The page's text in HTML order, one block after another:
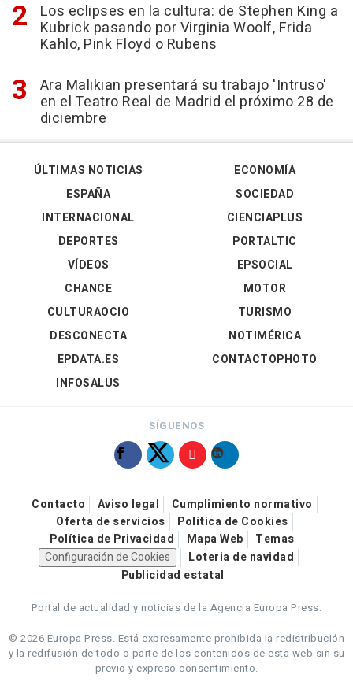
Los eclipses en la cultura: de Stephen King a
Kubrick pasando por Virginia Woolf, Frida
Kahlo, Pink Floyd o Rubens
Ara Malikian presentará su trabajo 'Intruso'
en el Teatro Real de Madrid el próximo 28 de
diciembre
ÚLTIMAS NOTICIAS
ESPAÑA
INTERNACIONAL
DEPORTES
VÍDEOS
ECONOMÍA
SOCIEDAD
CIENCIAPLUS
PORTALTIC
EPSOCIAL
CHANCE
CULTURAOCIO
DESCONECTA
EPDATA.ES
INFOSALUS
MOTOR
TURISMO
NOTIMÉRICA
CONTACTOPHOTO
SÍGUENOS
Contacto Aviso legal
Cumplimiento normativo
Oferta de servicios
Política de Cookies
Política de Privacidad
Mapa Web
Temas
Configuración de Cookies
Loteria de navidad
Publicidad estatal
Portal de actualidad y noticias de la Agencia Europa Press.
© 2026 Europa Press. Está expresamente prohibida la redistribución
y la redifusión de todo o parte de los contenidos de esta web sin su
previo y expreso consentimiento.